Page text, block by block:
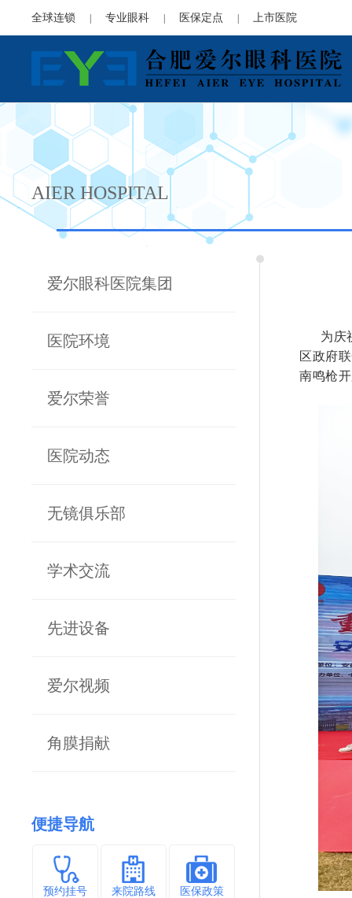
全球连锁 | 专业眼科 | 医保定点 | 上市医院
AIER HOSPITAL
爱尔眼科医院集团
医院环境
爱尔荣誉
医院动态
无镜俱乐部
学术交流
先进设备
爱尔视频
角膜捐献
便捷导航
预约挂号 来院路线 医保政策
为庆祝
区政府
南鸣枪